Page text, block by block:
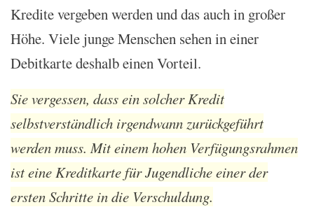
Kredite vergeben werden und das auch in großer
Höhe. Viele junge Menschen sehen in einer
Debitkarte deshalb einen Vorteil.
Sie vergessen, dass ein solcher Kredit
selbstverständlich irgendwann zurückgeführt
werden muss. Mit einem hohen Verfügungsrahmen
ist eine Kreditkarte für Jugendliche einer der
ersten Schritte in die Verschuldung.